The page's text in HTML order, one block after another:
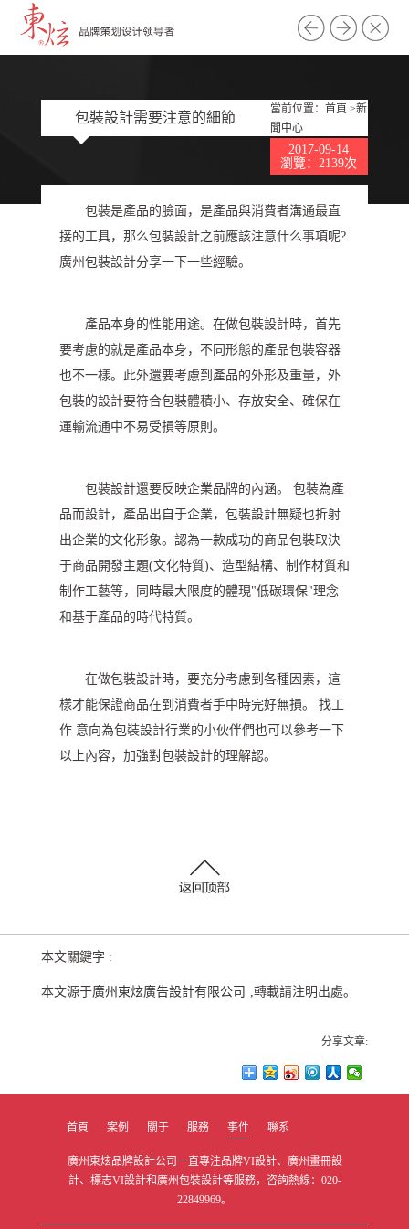
包裝設計需要注意的細節
當前位置： 首頁 >新
聞中心
2017-09-14
瀏覽：2139次
包裝是產品的臉面，是產品與消費者溝通最直
接的工具，那么包裝設計之前應該注意什么事項呢?
廣州包裝設計分享一下一些經驗。
產品本身的性能用途。在做包裝設計時，首先
要考慮的就是產品本身，不同形態的產品包裝容器
也不一樣。此外還要考慮到產品的外形及重量，外
包裝的設計要符合包裝體積小、存放安全、確保在
運輸流通中不易受損等原則。
包裝設計還要反映企業品牌的內涵。 包裝為產
品而設計，產品出自于企業，包裝設計無疑也折射
出企業的文化形象。認為一款成功的商品包裝取決
于商品開發主題(文化特質)、造型結構、制作材質和
制作工藝等，同時最大限度的體現"低碳環保"理念
和基于產品的時代特質。
在做包裝設計時，要充分考慮到各種因素，這
樣才能保證商品在到消費者手中時完好無損。 找工
作 意向為包裝設計行業的小伙伴們也可以參考一下
以上內容，加強對包裝設計的理解認。
本文關鍵字 :
本文源于廣州東炫廣告設計有限公司 ,轉載請注明出處。
分享文章:
首頁 案例 關于 服務 事件 聯系
廣州東炫品牌設計公司一直專注品牌VI設計、廣州畫冊設
計、標志VI設計和廣州包裝設計等服務，咨詢熱線：020-
22849969。